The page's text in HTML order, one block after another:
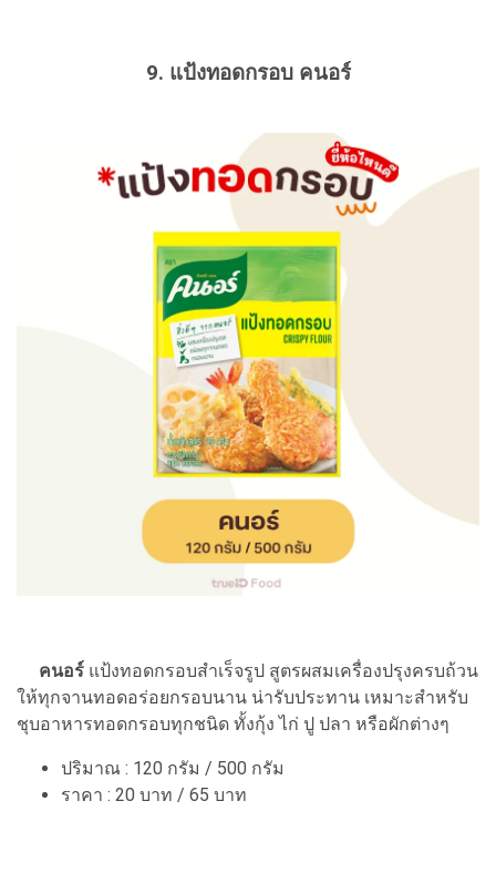
9. แป้งทอดกรอบ คนอร์
คนอร์ แป้งทอดกรอบสำเร็จรูป สูตรผสมเครื่องปรุงครบถ้วน
ให้ทุกจานทอดอร่อยกรอบนาน น่ารับประทาน เหมาะสำหรับ
ชุบอาหารทอดกรอบทุกชนิด ทั้งกุ้ง ไก่ ปู ปลา หรือผักต่างๆ
ปริมาณ : 120 กรัม / 500 กรัม
ราคา : 20 บาท / 65 บาท